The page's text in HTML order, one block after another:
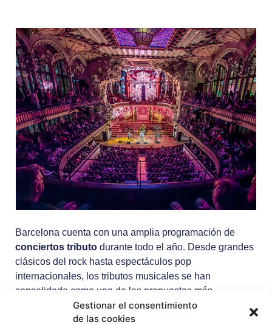
Gestionar el consentimiento
de las cookies
Barcelona cuenta con una amplia programación de
conciertos tributo durante todo el año. Desde grandes
clásicos del rock hasta espectáculos pop
internacionales, los tributos musicales se han
consolidado como una de las propuestas más
populares en salas y festivales.